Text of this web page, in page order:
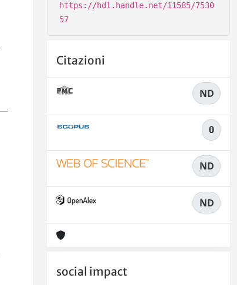
https://hdl.handle.net/11585/7530
57
Citazioni
ND
0
ND
ND
social impact